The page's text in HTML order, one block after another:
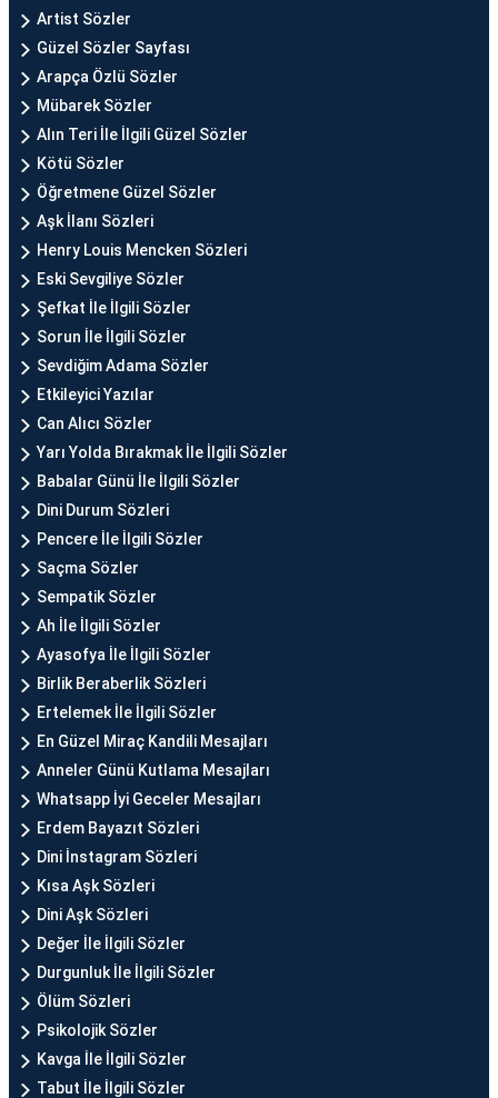
Artist Sözler
Güzel Sözler Sayfası
Arapça Özlü Sözler
Mübarek Sözler
Alın Teri İle İlgili Güzel Sözler
Kötü Sözler
Öğretmene Güzel Sözler
Aşk İlanı Sözleri
Henry Louis Mencken Sözleri
Eski Sevgiliye Sözler
Şefkat İle İlgili Sözler
Sorun İle İlgili Sözler
Sevdiğim Adama Sözler
Etkileyici Yazılar
Can Alıcı Sözler
Yarı Yolda Bırakmak İle İlgili Sözler
Babalar Günü İle İlgili Sözler
Dini Durum Sözleri
Pencere İle İlgili Sözler
Saçma Sözler
Sempatik Sözler
Ah İle İlgili Sözler
Ayasofya İle İlgili Sözler
Birlik Beraberlik Sözleri
Ertelemek İle İlgili Sözler
En Güzel Miraç Kandili Mesajları
Anneler Günü Kutlama Mesajları
Whatsapp İyi Geceler Mesajları
Erdem Bayazıt Sözleri
Dini İnstagram Sözleri
Kısa Aşk Sözleri
Dini Aşk Sözleri
Değer İle İlgili Sözler
Durgunluk İle İlgili Sözler
Ölüm Sözleri
Psikolojik Sözler
Kavga İle İlgili Sözler
Tabut İle İlgili Sözler